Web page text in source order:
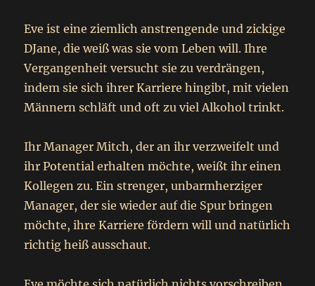
Eve ist eine ziemlich anstrengende und zickige
DJane, die weiß was sie vom Leben will. Ihre
Vergangenheit versucht sie zu verdrängen,
indem sie sich ihrer Karriere hingibt, mit vielen
Männern schläft und oft zu viel Alkohol trinkt.
Ihr Manager Mitch, der an ihr verzweifelt und
ihr Potential erhalten möchte, weißt ihr einen
Kollegen zu. Ein strenger, unbarmherziger
Manager, der sie wieder auf die Spur bringen
möchte, ihre Karriere fördern will und natürlich
richtig heiß ausschaut.